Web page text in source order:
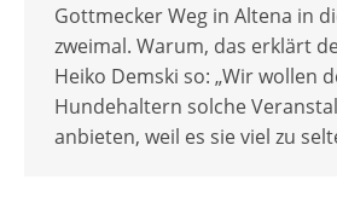
Gottmecker Weg in Altena in
zweimal. Warum, das erklärt
Heiko Demski so: „Wir wollen
Hundehaltern solche
anbieten, weil es sie viel zu